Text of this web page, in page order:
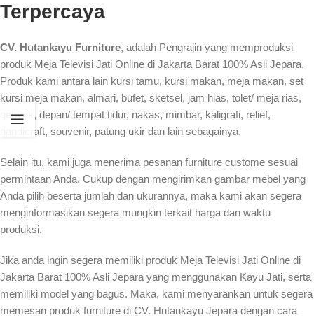
Terpercaya
CV. Hutankayu Furniture, adalah Pengrajin yang memproduksi
produk Meja Televisi Jati Online di Jakarta Barat 100% Asli Jepara.
Produk kami antara lain kursi tamu, kursi makan, meja makan, set
kursi meja makan, almari, bufet, sketsel, jam hias, tolet/ meja rias,
gebyok, depan/ tempat tidur, nakas, mimbar, kaligrafi, relief,
handicraft, souvenir, patung ukir dan lain sebagainya.
Selain itu, kami juga menerima pesanan furniture custome sesuai
permintaan Anda. Cukup dengan mengirimkan gambar mebel yang
Anda pilih beserta jumlah dan ukurannya, maka kami akan segera
menginformasikan segera mungkin terkait harga dan waktu
produksi.
Jika anda ingin segera memiliki produk Meja Televisi Jati Online di
Jakarta Barat 100% Asli Jepara yang menggunakan Kayu Jati, serta
memiliki model yang bagus. Maka, kami menyarankan untuk segera
memesan produk furniture di CV. Hutankayu Jepara dengan cara